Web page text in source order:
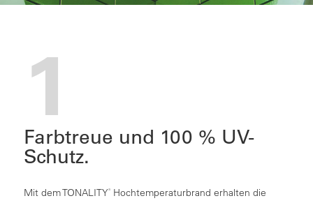
1
Farbtreue und 100 % UV-
Schutz.
Mit dem TONALITY®Hochtemperaturbrand erhalten die